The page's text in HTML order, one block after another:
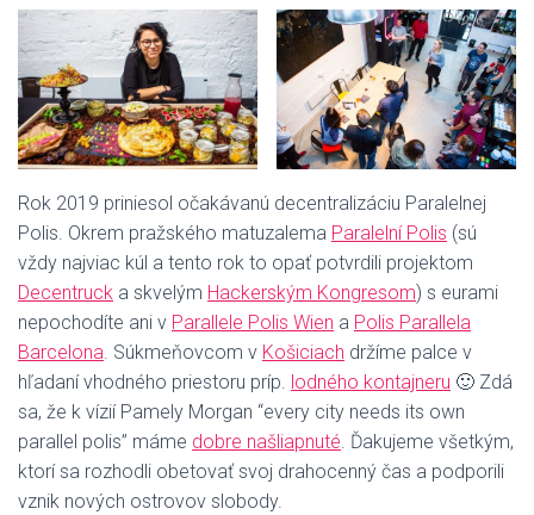
Rok 2019 priniesol očakávanú decentralizáciu Paralelnej
Polis. Okrem pražského matuzalema Paralelní Polis (sú
vždy najviac kúl a tento rok to opať potvrdili projektom
Decentruck a skvelým Hackerským Kongresom) s eurami
nepochodíte ani v Parallele Polis Wien a Polis Parallela
Barcelona. Súkmeňovcom v Košiciach držíme palce v
hľadaní vhodného priestoru príp. lodného kontajneru 🙂 Zdá
sa, že k vízií Pamely Morgan “every city needs its own
parallel polis” máme dobre našliapnuté. Ďakujeme všetkým,
ktorí sa rozhodli obetovať svoj drahocenný čas a podporili
vznik nových ostrovov slobody.